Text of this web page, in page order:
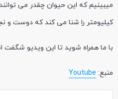
کیلیومتر را شنا می کند که دوست و
با ما همراه شوید تا این ویدیو شگفت
منبع: Youtube